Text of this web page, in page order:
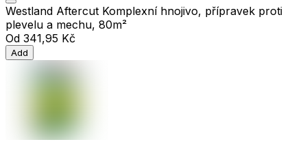
Westland Aftercut Komplexní hnojivo, přípravek proti
plevelu a mechu, 80m²
Od 341,95 Kč
Add